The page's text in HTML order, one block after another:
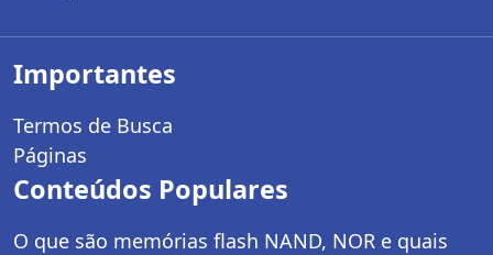
Importantes
Termos de Busca
Páginas
Conteúdos Populares
O que são memórias flash NAND, NOR e quais